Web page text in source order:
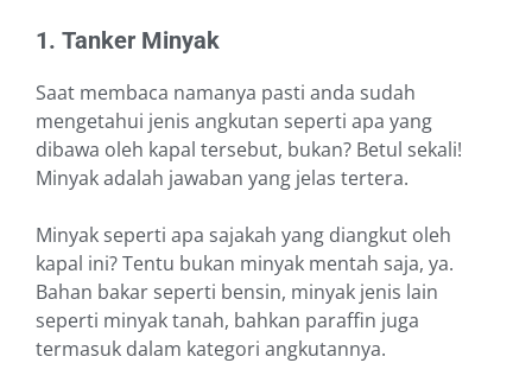
1. Tanker Minyak
Saat membaca namanya pasti anda sudah
mengetahui jenis angkutan seperti apa yang
dibawa oleh kapal tersebut, bukan? Betul sekali!
Minyak adalah jawaban yang jelas tertera.
Minyak seperti apa sajakah yang diangkut oleh
kapal ini? Tentu bukan minyak mentah saja, ya.
Bahan bakar seperti bensin, minyak jenis lain
seperti minyak tanah, bahkan paraffin juga
termasuk dalam kategori angkutannya.